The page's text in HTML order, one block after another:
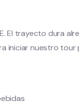
El trayecto dura
iniciar nuestro tour